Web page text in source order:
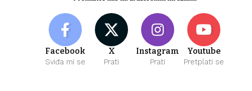
Facebook
Sviđa mi se
X
Prati
Instagram
Prati
Youtube
Pretplati se